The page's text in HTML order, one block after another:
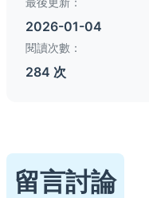
2026-01-04
閱讀次數：
284 次
留言討論